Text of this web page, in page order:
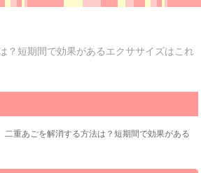
？短期間で効果があるエクササイズはこれ
二重あごを解消する方法は？短期間で効果がある